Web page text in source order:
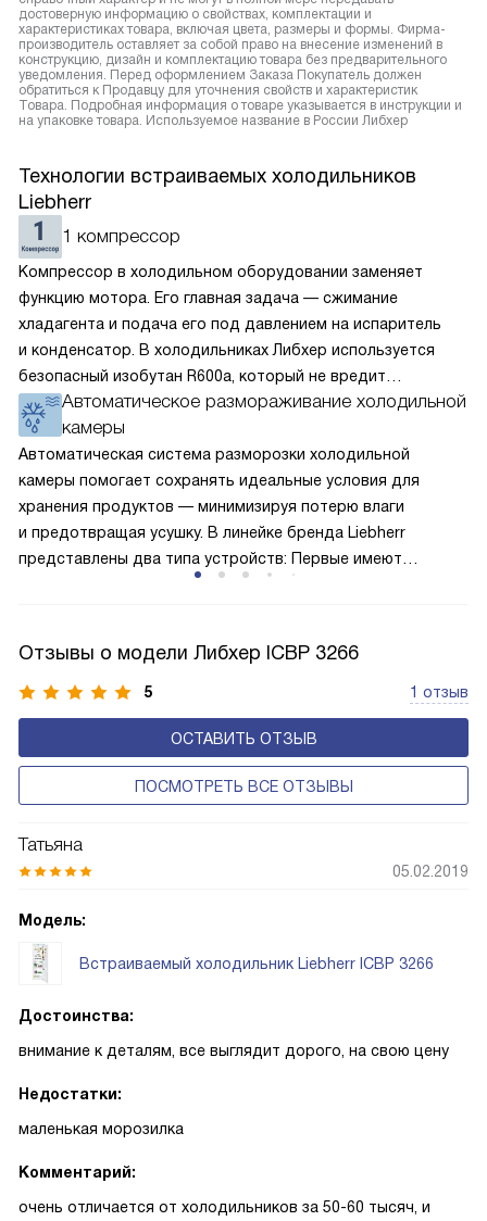
достоверную информацию о свойствах, комплектации и
характеристиках товара, включая цвета, размеры и формы. Фирма-
производитель оставляет за собой право на внесение изменений в
конструкцию, дизайн и комплектацию товара без предварительного
уведомления. Перед оформлением Заказа Покупатель должен
обратиться к Продавцу для уточнения свойств и характеристик
Товара. Подробная информация о товаре указывается в инструкции и
на упаковке товара. Используемое название в России Либхер
Технологии встраиваемых холодильников
Liebherr
1 компрессор
Компрессор в холодильном оборудовании заменяет
функцию мотора. Его главная задача — сжимание
хладагента и подача его под давлением на испаритель
и конденсатор. В холодильниках Либхер используется
безопасный изобутан R600a, который не вредит
окружающей среде. Компрессор перегоняет его
по охладительному контуру по принципу насоса. Чем
лучше работает «мотор» прибора, тем качественнее
и быстрее происходит охлаждение, затрачивается
меньше электроэнергии.
Автоматическое размораживание холодильной
камеры
Автоматическая система разморозки холодильной
камеры помогает сохранять идеальные условия для
хранения продуктов — минимизируя потерю влаги
и предотвращая усушку. В линейке бренда Liebherr
представлены два типа устройств: Первые имеют
с панелью, выполняющей функцию «сухой стенки». Такие
устройства обеспечивают более комфортную
эксплуатацию и чаще всего оснащены нулевой зоной
свежести BioFresh 0°C. Они встречаются в сериях Plus,
Prime и Peak.
Отзывы о модели Либхер ICBP 3266
5 1 отзыв
ОСТАВИТЬ ОТЗЫВ
ПОСМОТРЕТЬ ВСЕ ОТЗЫВЫ
Татьяна
05.02.2019
Модель:
Встраиваемый холодильник Liebherr ICBP 3266
Достоинства:
внимание к деталям, все выглядит дорого, на свою цену
Недостатки:
маленькая морозилка
Комментарий:
очень отличается от холодильников за 50-60 тысяч, и